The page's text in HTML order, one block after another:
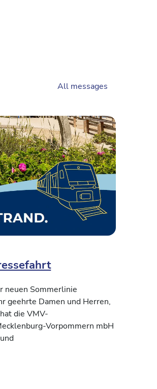
All messages
neuen Sommerlinie
geehrte Damen und Herren,
die VMV-
Vorpommern mbH